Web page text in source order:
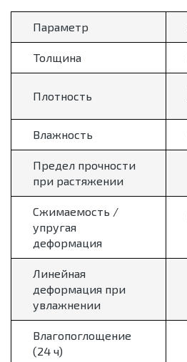
Параметр
Толщина
Плотность
Влажность
Предел прочности
при растяжении
Сжимаемость /
упругая
деформация
Линейная
деформация при
увлажнении
Влагопоглощение
(24 ч)